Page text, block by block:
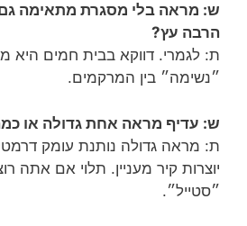
ש: מראה בלי מסגרת מתאימה
הרבה עץ?
ת: לגמרי. דווקא בבית חמים היא
״נשימה״ בין המרקמים.
ש: עדיף מראה אחת גדולה או
ת: מראה גדולה נותנת עומק
יוצרות קיר מעניין. תלוי אם אתה
״סטייל״.